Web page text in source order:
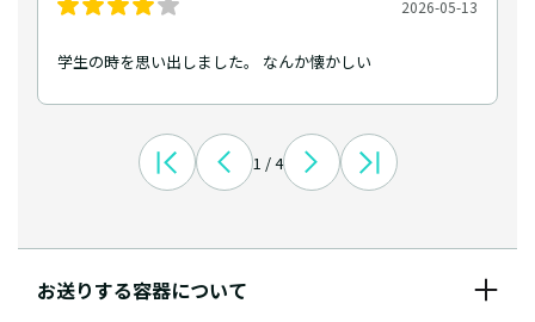
2026-05-13
学生の時を思い出しました。 なんか懐かしい
1 / 4
お送りする容器について